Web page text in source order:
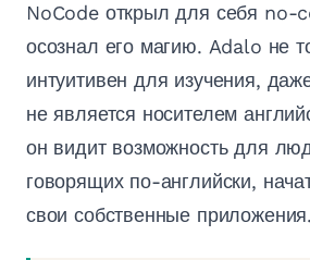
NoCode открыл для себя no-
осознал его магию. Adalo не
интуитивен для изучения,
не является носителем
он видит возможность для
говорящих по-английски,
свои собственные приложения.